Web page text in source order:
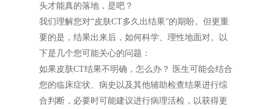
头才能真的落地，是吧？
我们理解您对“皮肤CT多久出结果”的期盼。但更重
要的是，结果出来后，如何科学、理性地面对。以
下是几个您可能关心的问题：
如果皮肤CT结果不明确，怎么办？ 医生可能会结合
您的临床症状、病史以及其他辅助检查结果进行综
合判断，必要时可能建议进行病理活检，以获得更